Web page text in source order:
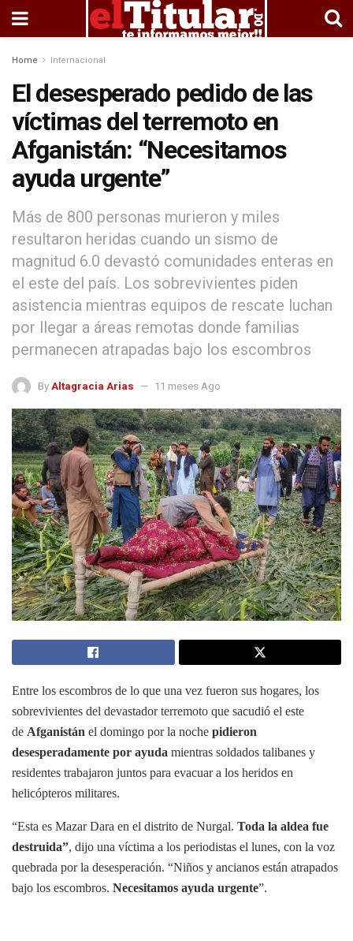
Home Internacional
El desesperado pedido de las
víctimas del terremoto en
Afganistán: “Necesitamos
ayuda urgente”
Más de 800 personas murieron y miles
resultaron heridas cuando un sismo de
magnitud 6.0 devastó comunidades enteras en
el este del país. Los sobrevivientes piden
asistencia mientras equipos de rescate luchan
por llegar a áreas remotas donde familias
permanecen atrapadas bajo los escombros
By Altagracia Arias 11 meses Ago
Entre los escombros de lo que una vez fueron sus hogares, los
sobrevivientes del devastador terremoto que sacudió el este
de Afganistán el domingo por la noche pidieron
desesperadamente por ayuda mientras soldados talibanes y
residentes trabajaron juntos para evacuar a los heridos en
helicópteros militares.
“Esta es Mazar Dara en el distrito de Nurgal. Toda la aldea fue
destruida”, dijo una víctima a los periodistas el lunes, con la voz
quebrada por la desesperación. “Niños y ancianos están atrapados
bajo los escombros. Necesitamos ayuda urgente”.